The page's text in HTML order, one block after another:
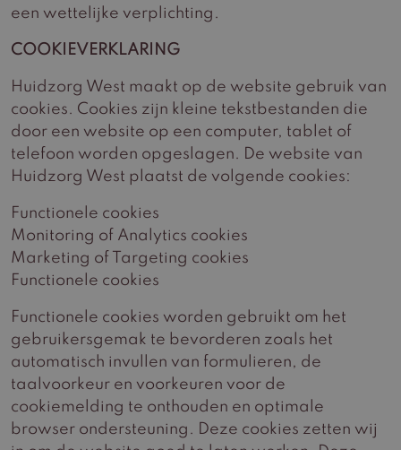
een wettelijke verplichting.
COOKIEVERKLARING
Huidzorg West maakt op de website gebruik van
cookies. Cookies zijn kleine tekstbestanden die
door een website op een computer, tablet of
telefoon worden opgeslagen. De website van
Huidzorg West plaatst de volgende cookies:
Functionele cookies
Monitoring of Analytics cookies
Marketing of Targeting cookies
Functionele cookies
Functionele cookies worden gebruikt om het
gebruikersgemak te bevorderen zoals het
automatisch invullen van formulieren, de
taalvoorkeur en voorkeuren voor de
cookiemelding te onthouden en optimale
browser ondersteuning. Deze cookies zetten wij